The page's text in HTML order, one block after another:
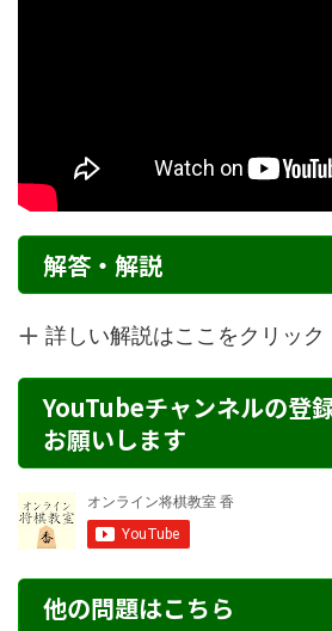
解答・解説
詳しい解説はここをクリック
YouTubeチャンネルの登
お願いします
他の問題はこちら